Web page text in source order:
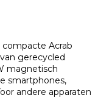
Acrab
gerecycled
magnetisch
smartphones,
andere apparaten